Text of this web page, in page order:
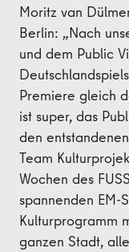
Moritz van
Berlin: „Nach
und dem Public
Premiere gleich
ist super, das
den
Team
Wochen des
spannenden
Kulturprogramm
ganzen Stadt,